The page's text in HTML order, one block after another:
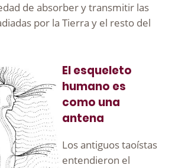
de absorber y transmitir las
por la Tierra y el resto del
El esqueleto
humano es
como una
antena
Los antiguos taoístas
entendieron el